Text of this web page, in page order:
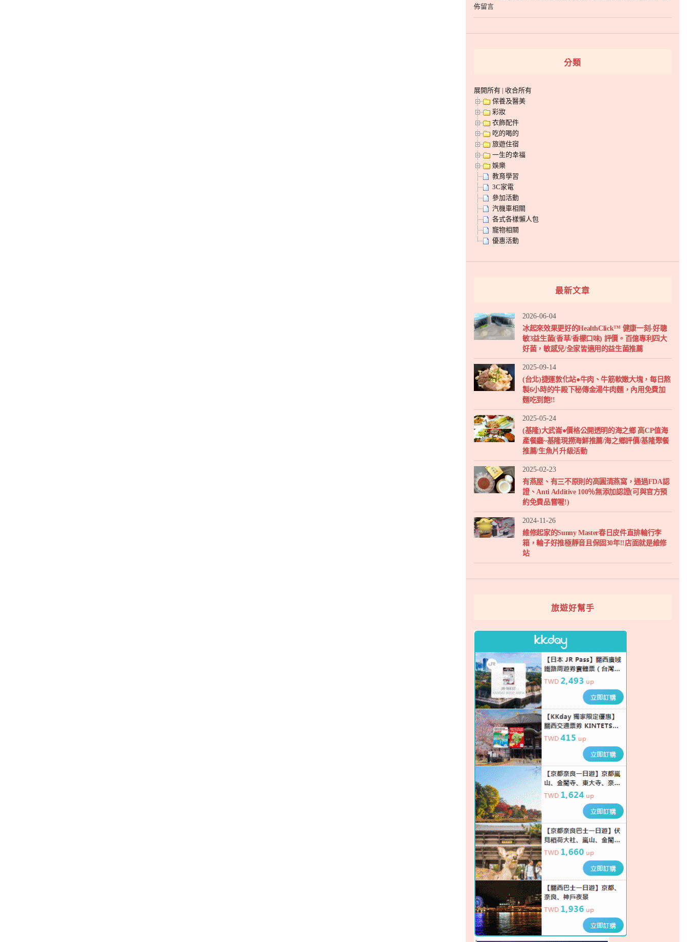
佈留言
分類
展開所有 | 收合所有
保養及醫美
彩妝
衣飾配件
吃的喝的
旅遊住宿
一生的幸福
娛樂
教育學習
3C家電
參加活動
汽機車相關
各式各樣懶人包
寵物相關
優惠活動
最新文章
2026-06-04
冰起來效果更好的HealthClick™ 健康一刻-好聰
敏3益生菌(香草/香檬口味) 評價。百億專利四大
好菌，敏感兒/全家皆適用的益生菌推薦
2025-09-14
(台北)捷運敦化站●牛肉、牛筋軟嫩大塊，每日熬
製6小時的牛殿下秘傳金湯牛肉麵，內用免費加
麵吃到飽!!
2025-05-24
(基隆)大武崙●價格公開透明的海之鄉 高CP值海
產餐廳~基隆現撈海鮮推薦/海之鄉評價/基隆聚餐
推薦/生魚片升級活動
2025-02-23
有燕屋、有三不原則的高圓清燕窩，通過FDA認
證、Anti Additive 100％無添加認證(可與官方預
約免費品嘗喔!)
2024-11-26
維修起家的Sunny Master春日皮件直排輪行李
箱，輪子好推極靜音且保固30年!!店面就是維修
站
旅遊好幫手